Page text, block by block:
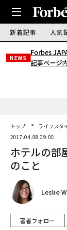
新着記事 人気
NEWS
Forbes
記事ページ
トップ ライフスタ
2017.04.08 09:00
ホテルの部
のこと
Leslie
著者フォロー